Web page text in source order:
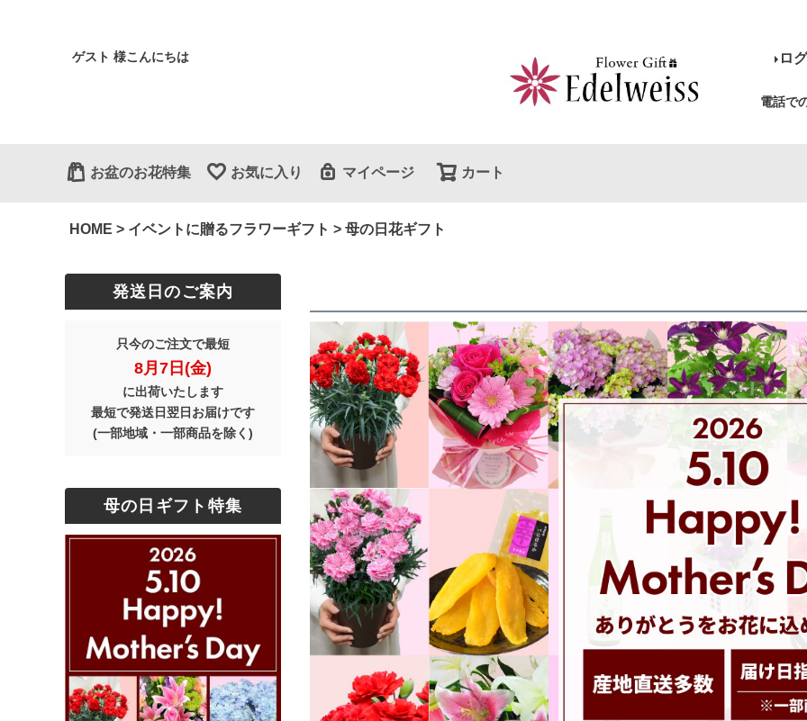
ゲスト 様こんにちは ロ
電話で
お盆のお花特集 お気に入り マイページ カート
HOME イベントに贈るフラワーギフト 母の日花ギフト
発送日のご案内
只今のご注文で最短
8月7日(金)
に出荷いたします
最短で発送日翌日お届けです
(一部地域・一部商品を除く)
母の日ギフト特集